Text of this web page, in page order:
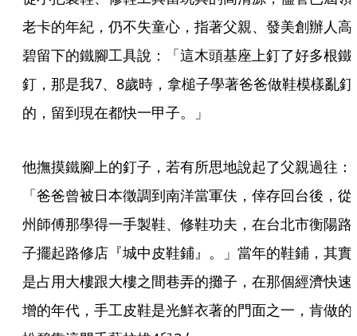
老卡的年紀，仍不失童心，指著父親、發美創辦人高
碧留下的鐵腳工具說：「這木頭基座上釘了好多根鐵
釘，那是我7、8歲時，拿槌子學著爸爸做鞋模樣亂釘
的，留到現在都快一甲子。」
他撫摸鐵腳上的釘子，若有所思地說起了父親過往：
「爸爸曾被日本徵調到南洋當軍伕，倖存回台後，從
州師傅那學得一手製鞋、修鞋功夫，在台北市衡陽路
子擺起路修店『城中皮鞋鋪』。」當年的鞋鋪，其實
是占用大樓跟大樓之間巷弄的攤子，在那個經濟快速
增的年代，手工皮鞋是光鮮衣著的門面之一，肯做的